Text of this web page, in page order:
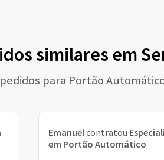
similares em
para Portão
Emanuelcontratou
em Portão Automático